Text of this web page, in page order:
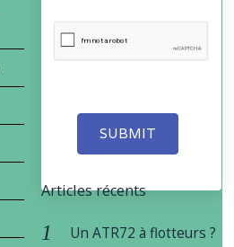
SUBMIT
Articles récents
Un ATR72 à flotteurs ?